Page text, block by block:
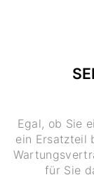
Egal, ob Sie
ein Ersatzteil
für Sie